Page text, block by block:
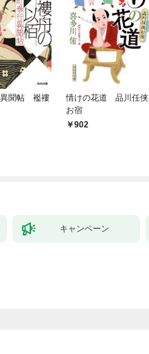
異聞帖 襤褸
情けの花道 品川任侠
お宿
902
キャンペーン